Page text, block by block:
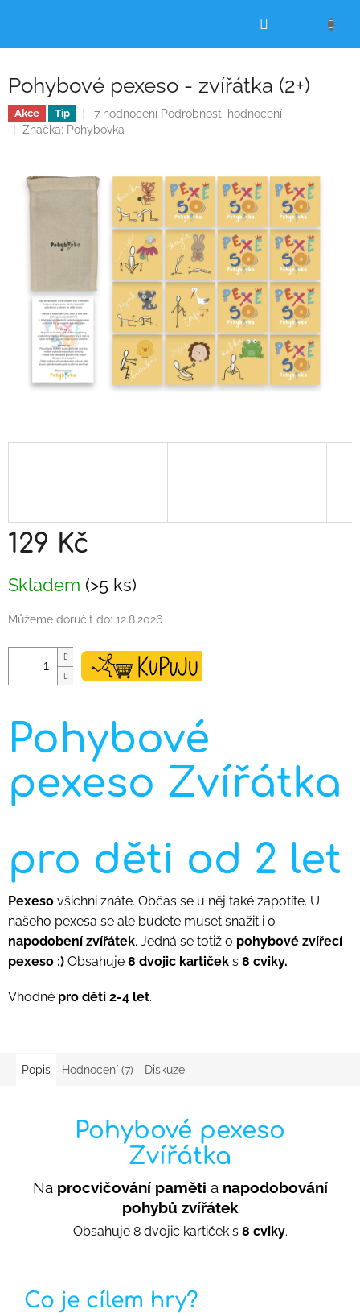
NÁKUPNÍ
Pohybové pexeso - zvířátka (2+)
Akce Tip
Průměrné
hodnocení
4,1
z
hvězdiček.
7 hodnocení Podrobnosti hodnocení
Značka: Pohybovka
129 Kč
cena:
Skladem (>5 ks)
Můžeme doručit do: 12.8.2026
Pohybové
pexeso Zvířátka
pro děti od 2 let
Pexeso všichni znáte. Občas se u něj také zapotíte. U
našeho pexesa se ale budete muset snažit i o
napodobení zvířátek. Jedná se totiž o pohybové zvířecí
pexeso :) Obsahuje 8 dvojic kartiček s 8 cviky.
Vhodné pro děti 2-4 let.
Popis Hodnocení (7) Diskuze
Pohybové pexeso
Zvířátka
Na procvičování paměti a napodobování
pohybů zvířátek
Obsahuje 8 dvojic kartiček s 8 cviky.
Co je cílem hry?